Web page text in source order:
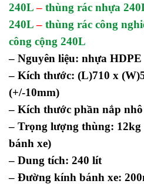
240L – thùng rác nhựa
240L – thùng rác công
công cộng 240L
– Nguyên liệu: nhựa HDPE
– Kích thước: (L)710 x
(+/-10mm)
– Kích thước phần nắp
– Trọng lượng thùng: 12kg
bánh xe)
– Dung tích: 240 lít
– Đường kính bánh xe: